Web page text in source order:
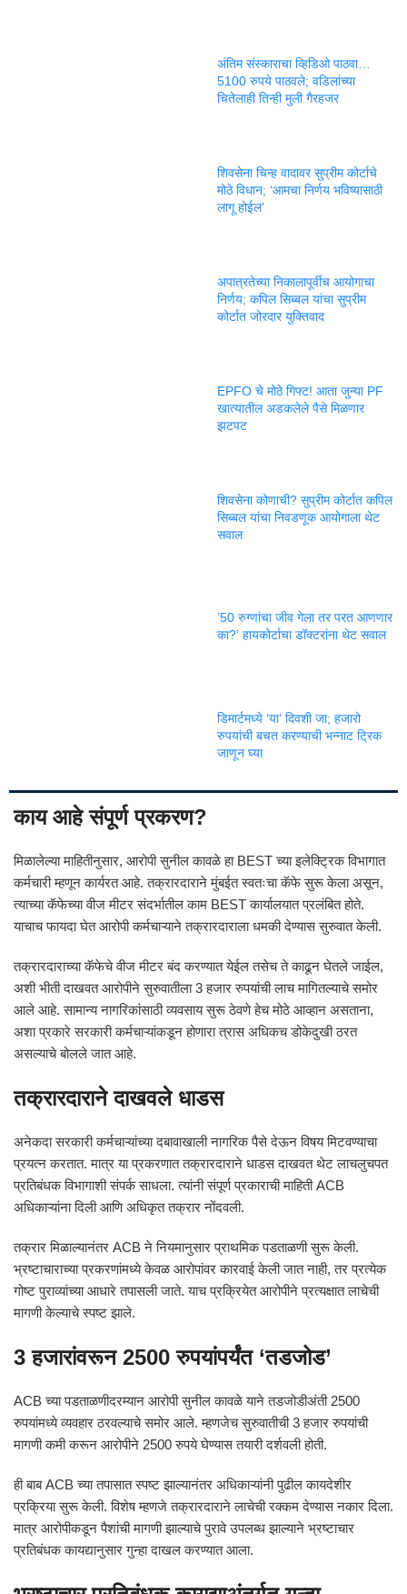
अंतिम संस्काराचा व्हिडिओ पाठवा…
5100 रुपये पाठवले; वडिलांच्या
चितेलाही तिन्ही मुली गैरहजर
शिवसेना चिन्ह वादावर सुप्रीम कोर्टाचे
मोठे विधान; ‘आमचा निर्णय भविष्यासाठी
लागू होईल’
अपात्रतेच्या निकालापूर्वीच आयोगाचा
निर्णय; कपिल सिब्बल यांचा सुप्रीम
कोर्टात जोरदार युक्तिवाद
EPFO चे मोठे गिफ्ट! आता जुन्या PF
खात्यातील अडकलेले पैसे मिळणार
झटपट
शिवसेना कोणाची? सुप्रीम कोर्टात कपिल
सिब्बल यांचा निवडणूक आयोगाला थेट
सवाल
’50 रुग्णांचा जीव गेला तर परत आणणार
का?’ हायकोर्टाचा डॉक्टरांना थेट सवाल
डिमार्टमध्ये ‘या’ दिवशी जा; हजारो
रुपयांची बचत करण्याची भन्नाट ट्रिक
जाणून घ्या
काय आहे संपूर्ण प्रकरण?
मिळालेल्या माहितीनुसार, आरोपी सुनील कावळे हा BEST च्या इलेक्ट्रिक विभागात
कर्मचारी म्हणून कार्यरत आहे. तक्रारदाराने मुंबईत स्वतःचा कॅफे सुरू केला असून,
त्याच्या कॅफेच्या वीज मीटर संदर्भातील काम BEST कार्यालयात प्रलंबित होते.
याचाच फायदा घेत आरोपी कर्मचाऱ्याने तक्रारदाराला धमकी देण्यास सुरुवात केली.
तक्रारदाराच्या कॅफेचे वीज मीटर बंद करण्यात येईल तसेच ते काढून घेतले जाईल,
अशी भीती दाखवत आरोपीने सुरुवातीला 3 हजार रुपयांची लाच मागितल्याचे समोर
आले आहे. सामान्य नागरिकांसाठी व्यवसाय सुरू ठेवणे हेच मोठे आव्हान असताना,
अशा प्रकारे सरकारी कर्मचाऱ्यांकडून होणारा त्रास अधिकच डोकेदुखी ठरत
असल्याचे बोलले जात आहे.
तक्रारदाराने दाखवले धाडस
अनेकदा सरकारी कर्मचाऱ्यांच्या दबावाखाली नागरिक पैसे देऊन विषय मिटवण्याचा
प्रयत्न करतात. मात्र या प्रकरणात तक्रारदाराने धाडस दाखवत थेट लाचलुचपत
प्रतिबंधक विभागाशी संपर्क साधला. त्यांनी संपूर्ण प्रकाराची माहिती ACB
अधिकाऱ्यांना दिली आणि अधिकृत तक्रार नोंदवली.
तक्रार मिळाल्यानंतर ACB ने नियमानुसार प्राथमिक पडताळणी सुरू केली.
भ्रष्टाचाराच्या प्रकरणांमध्ये केवळ आरोपांवर कारवाई केली जात नाही, तर प्रत्येक
गोष्ट पुराव्यांच्या आधारे तपासली जाते. याच प्रक्रियेत आरोपीने प्रत्यक्षात लाचेची
मागणी केल्याचे स्पष्ट झाले.
3 हजारांवरून 2500 रुपयांपर्यंत ‘तडजोड’
ACB च्या पडताळणीदरम्यान आरोपी सुनील कावळे याने तडजोडीअंती 2500
रुपयांमध्ये व्यवहार ठरवल्याचे समोर आले. म्हणजेच सुरुवातीची 3 हजार रुपयांची
मागणी कमी करून आरोपीने 2500 रुपये घेण्यास तयारी दर्शवली होती.
ही बाब ACB च्या तपासात स्पष्ट झाल्यानंतर अधिकाऱ्यांनी पुढील कायदेशीर
प्रक्रिया सुरू केली. विशेष म्हणजे तक्रारदाराने लाचेची रक्कम देण्यास नकार दिला.
मात्र आरोपीकडून पैशांची मागणी झाल्याचे पुरावे उपलब्ध झाल्याने भ्रष्टाचार
प्रतिबंधक कायद्यानुसार गुन्हा दाखल करण्यात आला.